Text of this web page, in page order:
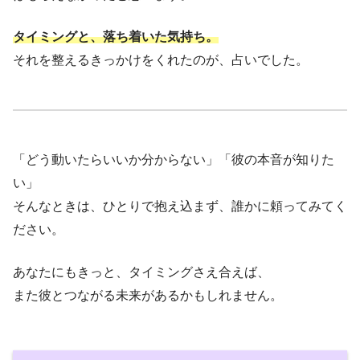
タイミングと、落ち着いた気持ち。
それを整えるきっかけをくれたのが、占いでした。
「どう動いたらいいか分からない」「彼の本音が知りた
い」
そんなときは、ひとりで抱え込まず、誰かに頼ってみてく
ださい。
あなたにもきっと、タイミングさえ合えば、
また彼とつながる未来があるかもしれません。